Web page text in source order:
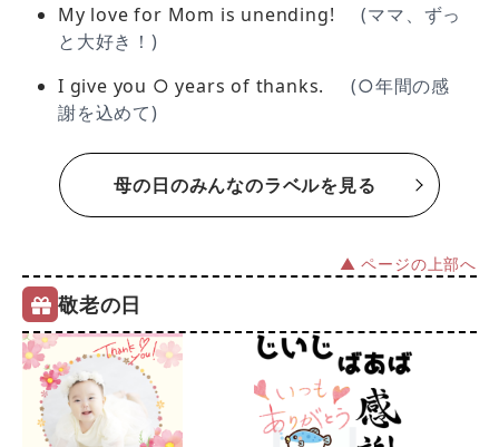
My love for Mom is unending!
(ママ、ずっ
と大好き！)
I give you ○ years of thanks.
(○年間の感
謝を込めて)
母の日のみんなのラベルを見る
▲ ページの上部へ
敬老の日